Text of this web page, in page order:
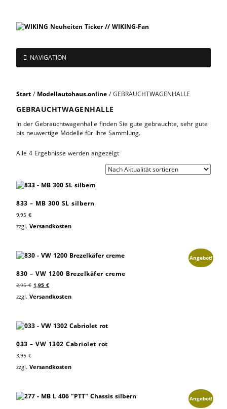
NAVIGATION
Start / Modellautohaus.online / GEBRAUCHTWAGENHALLE
GEBRAUCHTWAGENHALLE
In der Gebrauchtwagenhalle finden Sie gute gebrauchte, sehr gute
bis neuwertige Modelle für Ihre Sammlung.
Alle 4 Ergebnisse werden angezeigt
833 – MB 300 SL silbern
9,95 €
zzgl. Versandkosten
Angebot!
830 – VW 1200 Brezelkäfer creme
2,95€ 1,95 €
zzgl. Versandkosten
033 – VW 1302 Cabriolet rot
3,95 €
zzgl. Versandkosten
Angebot!